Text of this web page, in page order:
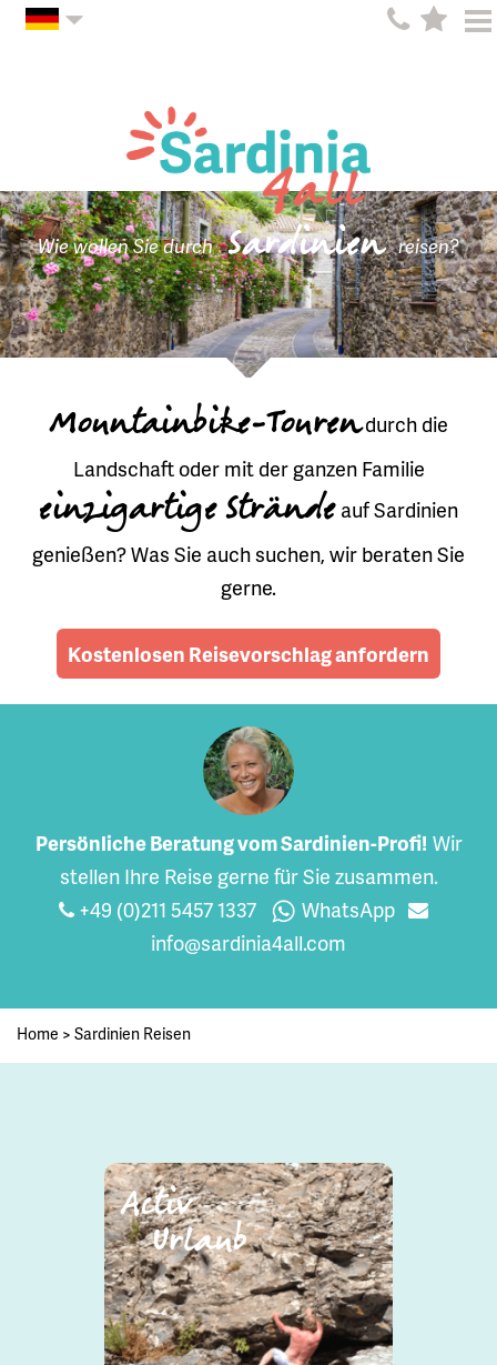
Wie wollen Sie durch Sardinien reisen?
Mountainbike-Tourendurch die
Landschaft oder mit der ganzen Familie
einzigartige Strände auf Sardinien
genießen? Was Sie auch suchen, wir beraten Sie
gerne.
Kostenlosen Reisevorschlag anfordern
Persönliche Beratung vom Sardinien-Profi! Wir
stellen Ihre Reise gerne für Sie zusammen.
+49 (0)211 5457 1337
WhatsApp
info@sardinia4all.com
Home > Sardinien Reisen
Activ
Urlaub